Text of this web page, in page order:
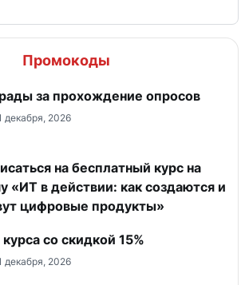
Промокоды
за прохождение опросов
декабря, 2026
на бесплатный курс на
«ИТ в действии: как создаются и
цифровые продукты»
со скидкой 15%
декабря, 2026